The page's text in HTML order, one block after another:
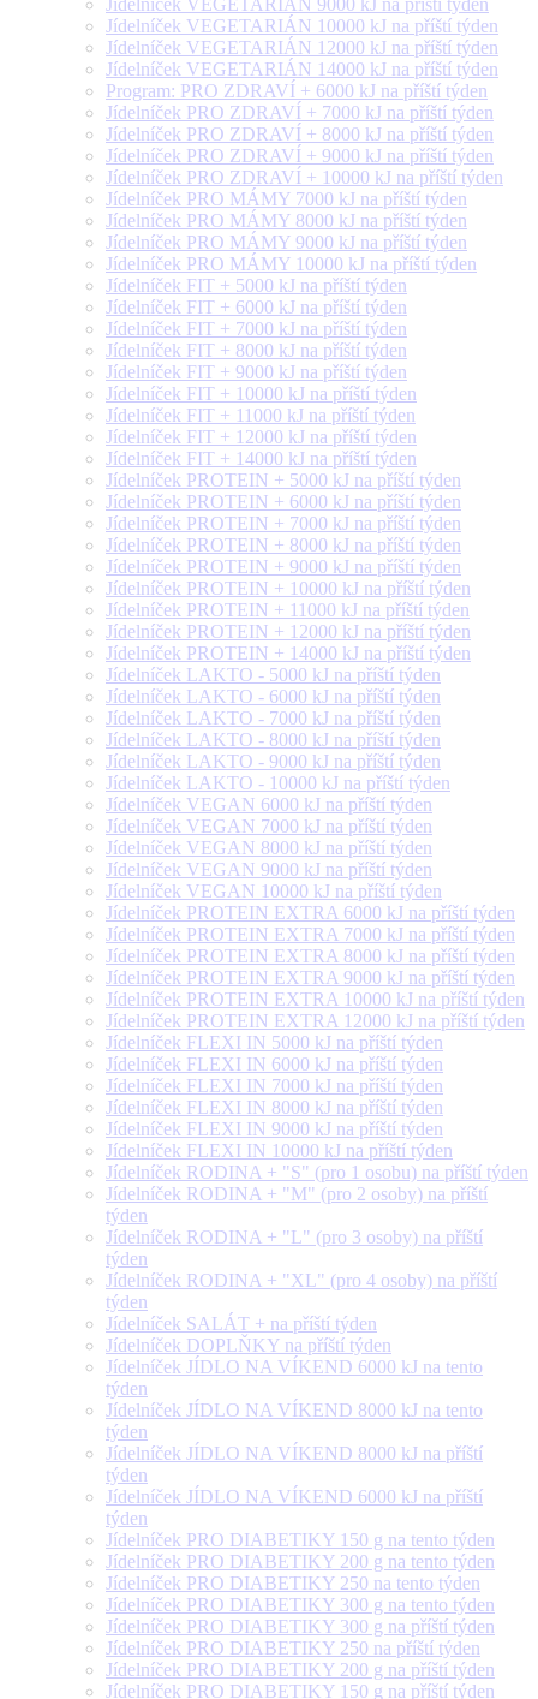
Jídelníček VEGETARIÁN 9000 kJ na příští týden
Jídelníček VEGETARIÁN 10000 kJ na příští týden
Jídelníček VEGETARIÁN 12000 kJ na příští týden
Jídelníček VEGETARIÁN 14000 kJ na příští týden
Program: PRO ZDRAVÍ + 6000 kJ na příští týden
Jídelníček PRO ZDRAVÍ + 7000 kJ na příští týden
Jídelníček PRO ZDRAVÍ + 8000 kJ na příští týden
Jídelníček PRO ZDRAVÍ + 9000 kJ na příští týden
Jídelníček PRO ZDRAVÍ + 10000 kJ na příští týden
Jídelníček PRO MÁMY 7000 kJ na příští týden
Jídelníček PRO MÁMY 8000 kJ na příští týden
Jídelníček PRO MÁMY 9000 kJ na příští týden
Jídelníček PRO MÁMY 10000 kJ na příští týden
Jídelníček FIT + 5000 kJ na příští týden
Jídelníček FIT + 6000 kJ na příští týden
Jídelníček FIT + 7000 kJ na příští týden
Jídelníček FIT + 8000 kJ na příští týden
Jídelníček FIT + 9000 kJ na příští týden
Jídelníček FIT + 10000 kJ na příští týden
Jídelníček FIT + 11000 kJ na příští týden
Jídelníček FIT + 12000 kJ na příští týden
Jídelníček FIT + 14000 kJ na příští týden
Jídelníček PROTEIN + 5000 kJ na příští týden
Jídelníček PROTEIN + 6000 kJ na příští týden
Jídelníček PROTEIN + 7000 kJ na příští týden
Jídelníček PROTEIN + 8000 kJ na příští týden
Jídelníček PROTEIN + 9000 kJ na příští týden
Jídelníček PROTEIN + 10000 kJ na příští týden
Jídelníček PROTEIN + 11000 kJ na příští týden
Jídelníček PROTEIN + 12000 kJ na příští týden
Jídelníček PROTEIN + 14000 kJ na příští týden
Jídelníček LAKTO - 5000 kJ na příští týden
Jídelníček LAKTO - 6000 kJ na příští týden
Jídelníček LAKTO - 7000 kJ na příští týden
Jídelníček LAKTO - 8000 kJ na příští týden
Jídelníček LAKTO - 9000 kJ na příští týden
Jídelníček LAKTO - 10000 kJ na příští týden
Jídelníček VEGAN 6000 kJ na příští týden
Jídelníček VEGAN 7000 kJ na příští týden
Jídelníček VEGAN 8000 kJ na příští týden
Jídelníček VEGAN 9000 kJ na příští týden
Jídelníček VEGAN 10000 kJ na příští týden
Jídelníček PROTEIN EXTRA 6000 kJ na příští týden
Jídelníček PROTEIN EXTRA 7000 kJ na příští týden
Jídelníček PROTEIN EXTRA 8000 kJ na příští týden
Jídelníček PROTEIN EXTRA 9000 kJ na příští týden
Jídelníček PROTEIN EXTRA 10000 kJ na příští týden
Jídelníček PROTEIN EXTRA 12000 kJ na příští týden
Jídelníček FLEXI IN 5000 kJ na příští týden
Jídelníček FLEXI IN 6000 kJ na příští týden
Jídelníček FLEXI IN 7000 kJ na příští týden
Jídelníček FLEXI IN 8000 kJ na příští týden
Jídelníček FLEXI IN 9000 kJ na příští týden
Jídelníček FLEXI IN 10000 kJ na příští týden
Jídelníček RODINA + "S" (pro 1 osobu) na příští týden
Jídelníček RODINA + "M" (pro 2 osoby) na příští
týden
Jídelníček RODINA + "L" (pro 3 osoby) na příští
týden
Jídelníček RODINA + "XL" (pro 4 osoby) na příští
týden
Jídelníček SALÁT + na příští týden
Jídelníček DOPLŇKY na příští týden
Jídelníček JÍDLO NA VÍKEND 6000 kJ na tento
týden
Jídelníček JÍDLO NA VÍKEND 8000 kJ na tento
týden
Jídelníček JÍDLO NA VÍKEND 8000 kJ na příští
týden
Jídelníček JÍDLO NA VÍKEND 6000 kJ na příští
týden
Jídelníček PRO DIABETIKY 150 g na tento týden
Jídelníček PRO DIABETIKY 200 g na tento týden
Jídelníček PRO DIABETIKY 250 na tento týden
Jídelníček PRO DIABETIKY 300 g na tento týden
Jídelníček PRO DIABETIKY 300 g na příští týden
Jídelníček PRO DIABETIKY 250 na příští týden
Jídelníček PRO DIABETIKY 200 g na příští týden
Jídelníček PRO DIABETIKY 150 g na příští týden